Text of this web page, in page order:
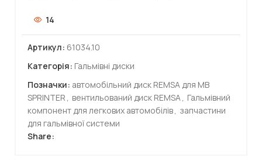
14
Артикул: 61034.10
Категорія: Гальмівні диски
Позначки: автомобільний диск REMSA для MB
SPRINTER , вентильований диск REMSA, Гальмівний
компонент для легкових автомобілів, запчастини
для гальмівної системи
Share: